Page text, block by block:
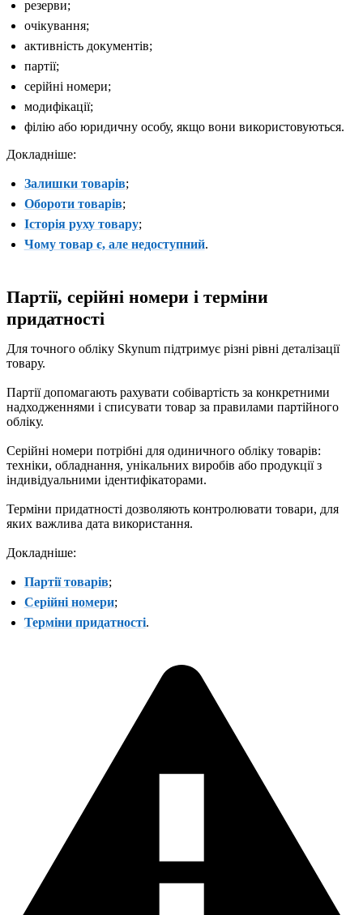
резерви;
очікування;
активність документів;
партії;
серійні номери;
модифікації;
філію або юридичну особу, якщо вони використовуються.
Докладніше:
Залишки товарів;
Обороти товарів;
Історія руху товару;
Чому товар є, але недоступний.
Партії, серійні номери і терміни
придатності
Для точного обліку Skynum підтримує різні рівні деталізації
товару.
Партії допомагають рахувати собівартість за конкретними
надходженнями і списувати товар за правилами партійного
обліку.
Серійні номери потрібні для одиничного обліку товарів:
техніки, обладнання, унікальних виробів або продукції з
індивідуальними ідентифікаторами.
Терміни придатності дозволяють контролювати товари, для
яких важлива дата використання.
Докладніше:
Партії товарів;
Серійні номери;
Терміни придатності.